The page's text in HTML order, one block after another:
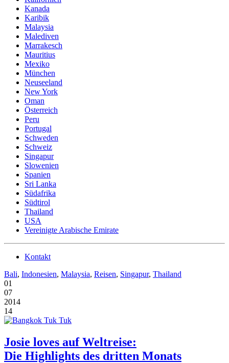
Kanada
Karibik
Malaysia
Malediven
Marrakesch
Mauritius
Mexiko
München
Neuseeland
New York
Oman
Österreich
Peru
Portugal
Schweden
Schweiz
Singapur
Slowenien
Spanien
Sri Lanka
Südafrika
Südtirol
Thailand
USA
Vereinigte Arabische Emirate
Kontakt
Bali, Indonesien, Malaysia, Reisen, Singapur, Thailand
01
07
2014
14
Josie loves auf Weltreise:
Die Highlights des dritten Monats